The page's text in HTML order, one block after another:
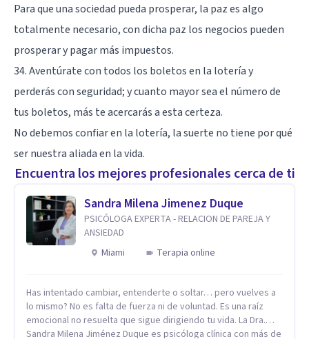
Para que una sociedad pueda prosperar, la paz es algo
totalmente necesario, con dicha paz los negocios pueden
prosperar y pagar más impuestos.
34. Aventúrate con todos los boletos en la lotería y
perderás con seguridad; y cuanto mayor sea el número de
tus boletos, más te acercarás a esta certeza.
No debemos confiar en la lotería, la suerte no tiene por qué
ser nuestra aliada en la vida.
Encuentra los mejores profesionales cerca de ti
Sandra Milena Jimenez Duque
PSICÓLOGA EXPERTA - RELACION DE PAREJA Y
ANSIEDAD
Miami
Terapia online
Has intentado cambiar, entenderte o soltar… pero vuelves a
lo mismo? No es falta de fuerza ni de voluntad. Es una raíz
emocional no resuelta que sigue dirigiendo tu vida. La Dra.
Sandra Milena Jiménez Duque es psicóloga clínica con más de